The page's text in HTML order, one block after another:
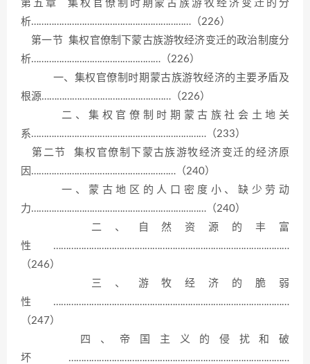
第五章 集权官僚制时期蒙古族游牧经济变迁的分
析………………………………………………………（226）
第一节 集权官僚制下蒙古族游牧经济变迁的政治制度分
析……………………………………………（226）
一、集权官僚制时期蒙古族游牧经济的主要矛盾及
根源……………………………………………（226）
二、集权官僚制时期蒙古族社会土地关
系……………………………………………………………（233）
第二节 集权官僚制下蒙古族游牧经济变迁的经济原
因…………………………………………………（240）
一、蒙古地区的人口密度小、缺少劳动
力……………………………………………………………（240）
二、自然资源的丰富
性…………………………………………………………………………………
（246）
三、游牧经济的脆弱
性…………………………………………………………………………………
（247）
四、帝国主义的侵扰和破
坏……………………………………………………………………………